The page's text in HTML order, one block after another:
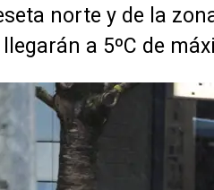
norte y de la
a 5ºC de